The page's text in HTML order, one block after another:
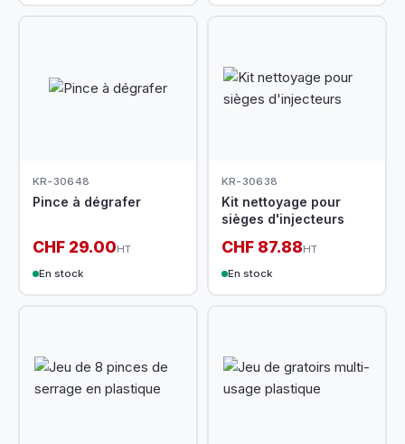
KR-30648
Pince à dégrafer
CHF 29.00HT
En stock
KR-30638
Kit nettoyage pour
sièges d'injecteurs
CHF 87.88HT
En stock